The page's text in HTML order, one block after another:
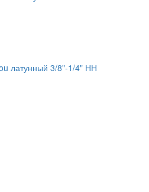
латунный 3/8"-1/4" НН